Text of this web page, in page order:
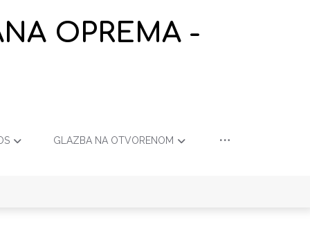
OPREMA -
GLAZBA NA OTVORENOM